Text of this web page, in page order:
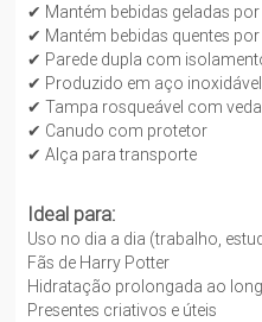
✔ Mantém bebidas geladas
✔ Mantém bebidas quentes
✔ Parede dupla com
✔ Produzido em aço
✔ Tampa rosqueável com
✔ Canudo com protetor
✔ Alça para transporte
Ideal para:
Uso no dia a dia (trabalho,
Fãs de Harry Potter
Hidratação prolongada ao
Presentes criativos e úteis